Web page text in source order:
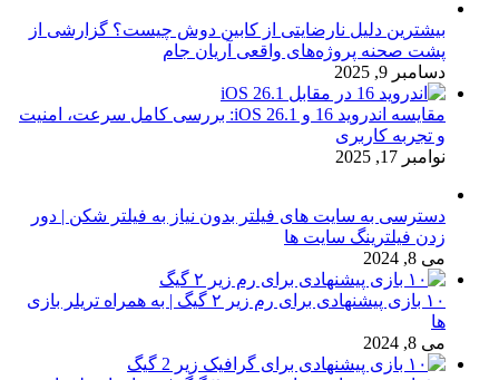
بیشترین دلیل نارضایتی از کابین دوش چیست؟ گزارشی از
پشت صحنه پروژه‌های واقعی آریان جام
دسامبر 9, 2025
مقایسه اندروید 16 و iOS 26.1: بررسی کامل سرعت، امنیت
و تجربه کاربری
نوامبر 17, 2025
دسترسی به سایت های فیلتر بدون نیاز به فیلتر شکن | دور
زدن فیلترینگ سایت ها
می 8, 2024
۱۰ بازی پیشنهادی برای رم زیر ۲ گیگ | به همراه تریلر بازی
ها
می 8, 2024